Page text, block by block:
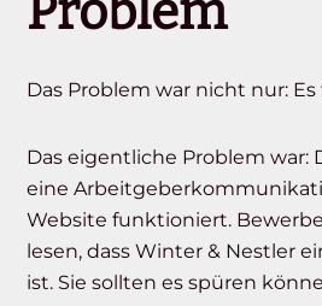
Problem
Das Problem war nicht nur: Es
Das eigentliche Problem war:
eine
Website funktioniert.
lesen, dass Winter & Nestler
ist. Sie sollten es spüren